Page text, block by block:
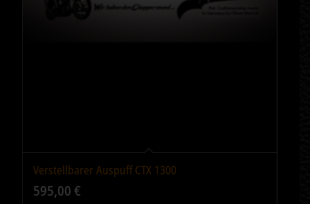
Verstellbarer Auspuff CTX 1300
595,00€